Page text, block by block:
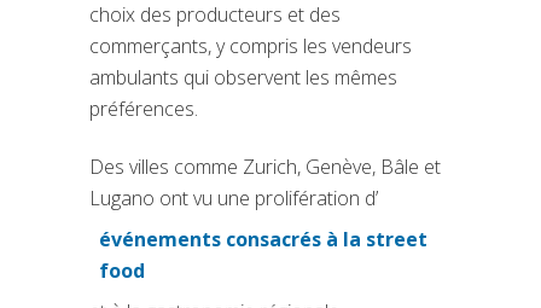
choix des producteurs et des
commerçants, y compris les vendeurs
ambulants qui observent les mêmes
préférences.
Des villes comme Zurich, Genève, Bâle et
Lugano ont vu une prolifération d’
événements consacrés à la street
food